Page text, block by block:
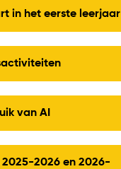
in het eerste leerjaar
van AI
2026 en 2026-